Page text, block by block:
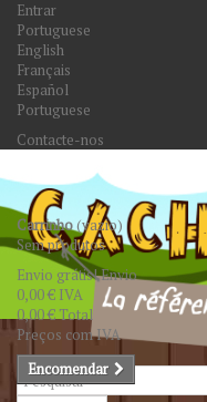
Entrar
Portuguese
English
Français
Español
Portuguese
Contacte-nos
Carrinho(vazio)
Sem produtos
Envio grátis!Envio
0,00 € IVA
0,00 €Total
Preços com IVA
Encomendar